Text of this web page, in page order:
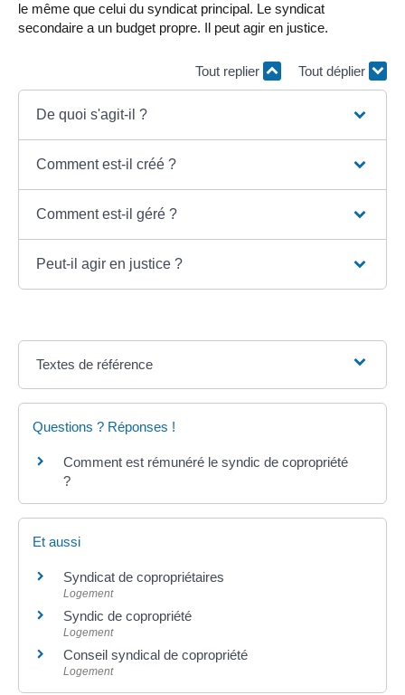
le même que celui du syndicat principal. Le syndicat
secondaire a un budget propre. Il peut agir en justice.
Tout replier Tout déplier
De quoi s'agit-il ?
Comment est-il créé ?
Comment est-il géré ?
Peut-il agir en justice ?
Textes de référence
Questions ? Réponses !
Comment est rémunéré le syndic de copropriété
?
Et aussi
Syndicat de copropriétaires
Logement
Syndic de copropriété
Logement
Conseil syndical de copropriété
Logement